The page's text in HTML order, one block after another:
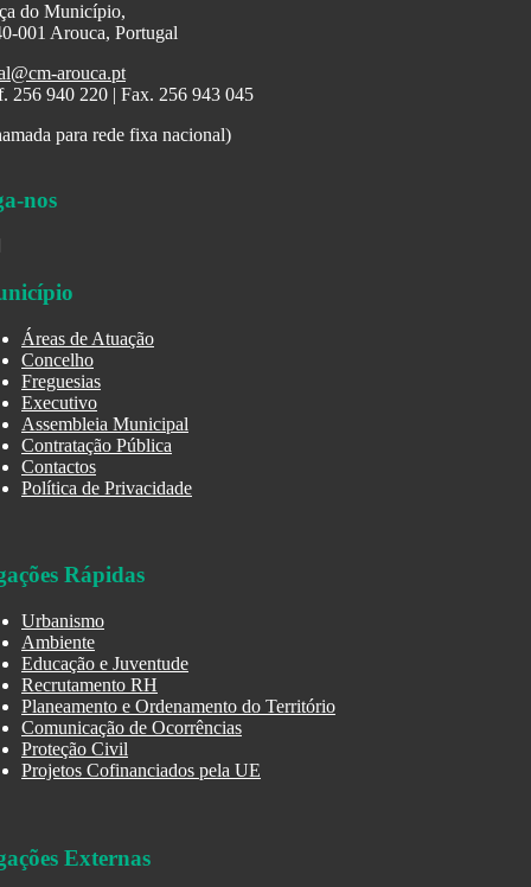
do Município,
001 Arouca, Portugal
arouca.pt
256 940 220 | Fax. 256 943 045
para rede fixa nacional)
nos
Áreas de Atuação
Concelho
Freguesias
Executivo
Assembleia Municipal
Contratação Pública
Contactos
Política de Privacidade
Rápidas
Urbanismo
Ambiente
Educação e Juventude
Recrutamento RH
Planeamento e Ordenamento do Território
Comunicação de Ocorrências
Proteção Civil
Projetos Cofinanciados pela UE
Externas